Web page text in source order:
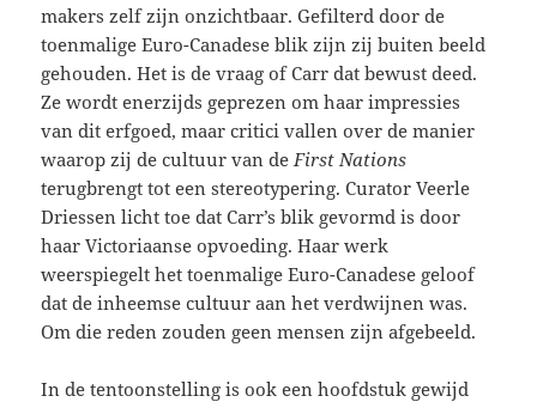
makers zelf zijn onzichtbaar. Gefilterd door de
toenmalige Euro-Canadese blik zijn zij buiten beeld
gehouden. Het is de vraag of Carr dat bewust deed.
Ze wordt enerzijds geprezen om haar impressies
van dit erfgoed, maar critici vallen over de manier
waarop zij de cultuur van de First Nations
terugbrengt tot een stereotypering. Curator Veerle
Driessen licht toe dat Carr’s blik gevormd is door
haar Victoriaanse opvoeding. Haar werk
weerspiegelt het toenmalige Euro-Canadese geloof
dat de inheemse cultuur aan het verdwijnen was.
Om die reden zouden geen mensen zijn afgebeeld.
In de tentoonstelling is ook een hoofdstuk gewijd